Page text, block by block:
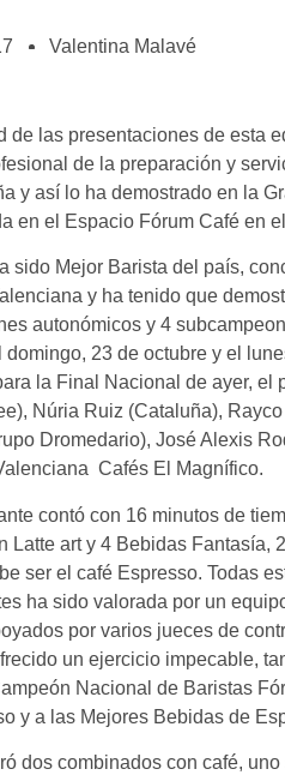
por el café?
Valentina Malavé
de las presentaciones de esta
de la preparación y
y así lo ha demostrado en la
en el Espacio Fórum Café en
sido Mejor Barista del país,
y ha tenido que
autonómicos y 4
domingo, 23 de octubre y el
la Final Nacional de ayer, el
Núria Ruiz (Cataluña),
Dromedario), José Alexis
 Cafés El Magnífico.
contó con 16 minutos de
Latte art y 4 Bebidas Fantasía,
ser el café Espresso. Todas
ha sido valorada por un
por varios jueces de
un ejercicio impecable,
Nacional de Baristas
y a las Mejores Bebidas de
dos combinados con café,